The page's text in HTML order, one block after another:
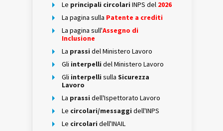
Le principali circolari INPS del 2026
La pagina sulla Patente a crediti
La pagina sull'Assegno di
Inclusione
La prassi del Ministero Lavoro
Gli interpelli del Ministero Lavoro
Gli interpelli sulla Sicurezza
Lavoro
La prassi dell'Ispettorato Lavoro
Le circolari/messaggi dell'INPS
Le circolari dell'INAIL